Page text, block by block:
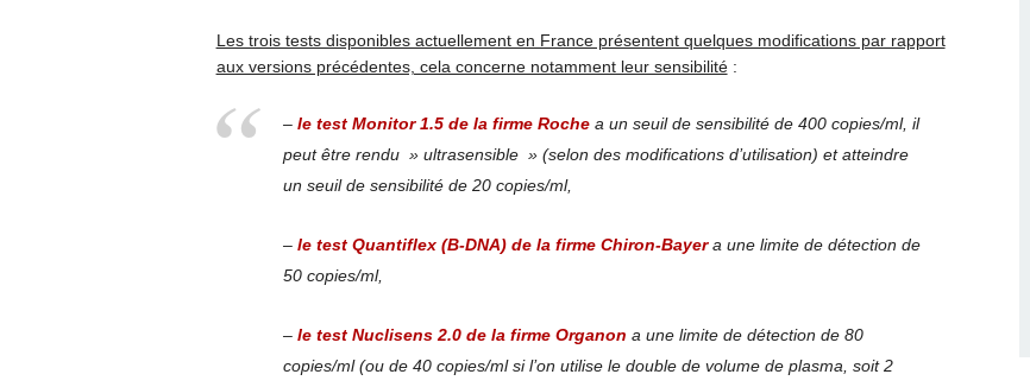
Les trois tests disponibles actuellement en France présentent quelques modifications par rapport
aux versions précédentes, cela concerne notamment leur sensibilité:
– le test Monitor 1.5 de la firme Rochea un seuil de sensibilité de 400 copies/ml, il
peut être rendu » ultrasensible » (selon des modifications d’utilisation) et atteindre
un seuil de sensibilité de 20 copies/ml,
– le test Quantiflex (B-DNA) de la firme Chiron-Bayera une limite de détection de
50 copies/ml,
– le test Nuclisens 2.0 de la firme Organon a une limite de détection de 80
copies/ml (ou de 40 copies/ml si l’on utilise le double de volume de plasma, soit 2